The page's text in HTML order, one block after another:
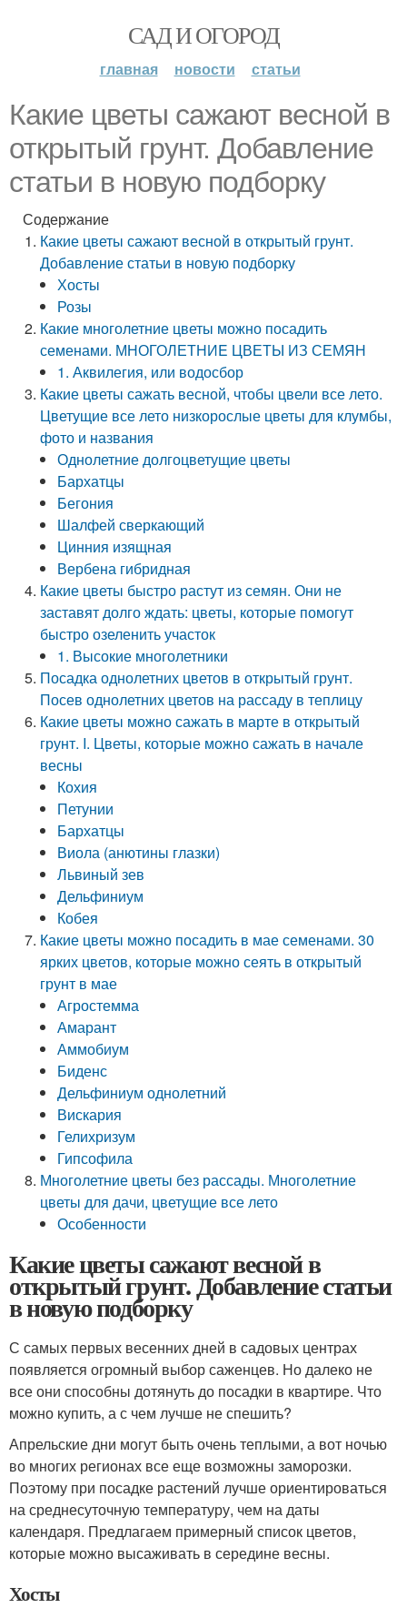
САД И ОГОРОД
главная новости статьи
Какие цветы сажают весной в
открытый грунт. Добавление
статьи в новую подборку
Содержание
Какие цветы сажают весной в открытый грунт.
Добавление статьи в новую подборку
Хосты
Розы
Какие многолетние цветы можно посадить
семенами. МНОГОЛЕТНИE ЦВЕТЫ ИЗ СЕМЯН
1. Аквилегия, или водосбор
Какие цветы сажать весной, чтобы цвели все лето.
Цветущие все лето низкорослые цветы для клумбы,
фото и названия
Однолетние долгоцветущие цветы
Бархатцы
Бегония
Шалфей сверкающий
Цинния изящная
Вербена гибридная
Какие цветы быстро растут из семян. Они не
заставят долго ждать: цветы, которые помогут
быстро озеленить участок
1. Высокие многолетники
Посадка однолетних цветов в открытый грунт.
Посев однолетних цветов на рассаду в теплицу
Какие цветы можно сажать в марте в открытый
грунт. I. Цветы, которые можно сажать в начале
весны
Кохия
Петунии
Бархатцы
Виола (анютины глазки)
Львиный зев
Дельфиниум
Кобея
Какие цветы можно посадить в мае семенами. 30
ярких цветов, которые можно сеять в открытый
грунт в мае
Агростемма
Амарант
Аммобиум
Биденс
Дельфиниум однолетний
Вискария
Гелихризум
Гипсофила
Многолетние цветы без рассады. Многолетние
цветы для дачи, цветущие все лето
Особенности
Какие цветы сажают весной в
открытый грунт. Добавление статьи
в новую подборку
С самых первых весенних дней в садовых центрах
появляется огромный выбор саженцев. Но далеко не
все они способны дотянуть до посадки в квартире. Что
можно купить, а с чем лучше не спешить?
Апрельские дни могут быть очень теплыми, а вот ночью
во многих регионах все еще возможны заморозки.
Поэтому при посадке растений лучше ориентироваться
на среднесуточную температуру, чем на даты
календаря. Предлагаем примерный список цветов,
которые можно высаживать в середине весны.
Хосты